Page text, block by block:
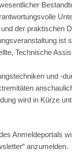
der praktischen
ist
Technische
und -
wird in Kürze
Anmeldeportals
anzumelden.
50933 Köln